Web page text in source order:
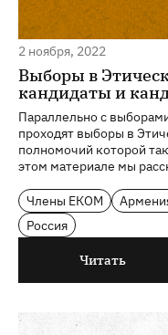
2 ноября, 2022
Выборы в
кандидаты и
Параллельно с
проходят выборы в
полномочий которой
этом материале мы
Члены ЕКОМ
Россия
Читать